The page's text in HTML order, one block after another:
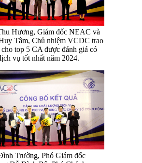
Hương, Giám đốc NEAC và
Tâm, Chủ nhiệm VCDC trao
top 5 CA được đánh giá có
vụ tốt nhất năm 2024.
Trường, Phó Giám đốc